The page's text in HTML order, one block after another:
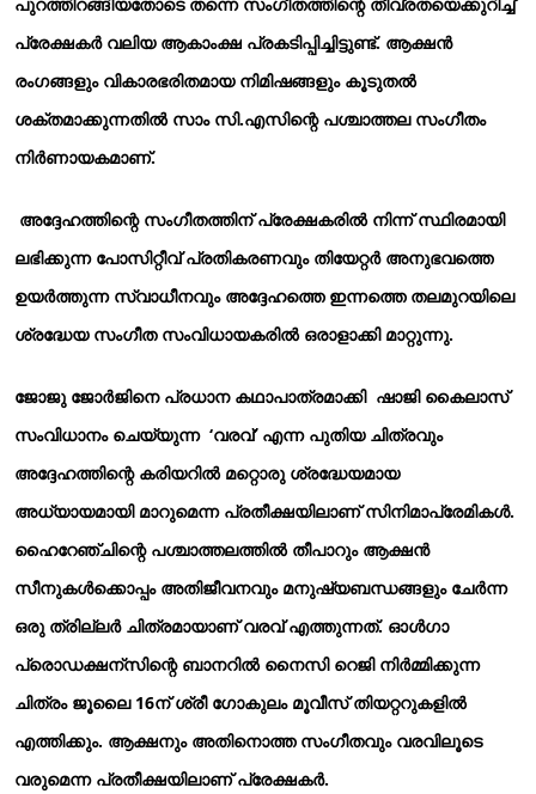
പ്രേക്ഷകർ വലിയ ആകാംക്ഷ പ്രകടിപ്പിച്ചിട്ടുണ്ട്. ആക്ഷൻ
രംഗങ്ങളും വികാരഭരിതമായ നിമിഷങ്ങളും കൂടുതൽ
ശക്തമാക്കുന്നതിൽ സാം സി.എസിന്റെ പശ്ചാത്തല സംഗീതം
നിർണായകമാണ്.
അദ്ദേഹത്തിന്റെ സംഗീതത്തിന് പ്രേക്ഷകരിൽ നിന്ന് സ്ഥിരമായി
ലഭിക്കുന്ന പോസിറ്റീവ് പ്രതികരണവും തിയേറ്റർ അനുഭവത്തെ
ഉയർത്തുന്ന സ്വാധീനവും അദ്ദേഹത്തെ ഇന്നത്തെ തലമുറയിലെ
ശ്രദ്ധേയ സംഗീത സംവിധായകരിൽ ഒരാളാക്കി മാറ്റുന്നു.
ജോജു ജോർജിനെ പ്രധാന കഥാപാത്രമാക്കി ഷാജി കൈലാസ്
സംവിധാനം ചെയ്യുന്ന ‘വരവ്’ എന്ന പുതിയ ചിത്രവും
അദ്ദേഹത്തിന്റെ കരിയറിൽ മറ്റൊരു ശ്രദ്ധേയമായ
അധ്യായമായി മാറുമെന്ന പ്രതീക്ഷയിലാണ് സിനിമാപ്രേമികൾ.
ഹൈറേഞ്ചിന്റെ പശ്ചാത്തലത്തിൽ തീപാറും ആക്ഷൻ
സീനുകൾക്കൊപ്പം അതിജീവനവും മനുഷ്യബന്ധങ്ങളും ചേർന്ന
ഒരു ത്രില്ലർ ചിത്രമായാണ് വരവ് എത്തുന്നത്. ഓൾഗാ
പ്രൊഡക്ഷന്സിന്റെ ബാനറിൽ നൈസി റെജി നിർമ്മിക്കുന്ന
ചിത്രം ജൂലൈ 16ന് ശ്രീ ഗോകുലം മൂവീസ് തിയറ്ററുകളിൽ
എത്തിക്കും. ആക്ഷനും അതിനൊത്ത സംഗീതവും വരവിലൂടെ
വരുമെന്ന പ്രതീക്ഷയിലാണ് പ്രേക്ഷകർ.